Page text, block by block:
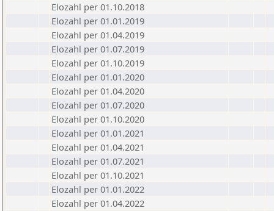
Elozahl per 01.10.2018
Elozahl per 01.01.2019
Elozahl per 01.04.2019
Elozahl per 01.07.2019
Elozahl per 01.10.2019
Elozahl per 01.01.2020
Elozahl per 01.04.2020
Elozahl per 01.07.2020
Elozahl per 01.10.2020
Elozahl per 01.01.2021
Elozahl per 01.04.2021
Elozahl per 01.07.2021
Elozahl per 01.10.2021
Elozahl per 01.01.2022
Elozahl per 01.04.2022